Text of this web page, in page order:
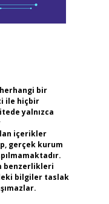
bir
ile hiçbir
yalnızca
içerikler
gerçek kurum
benzerlikleri
bilgiler taslak